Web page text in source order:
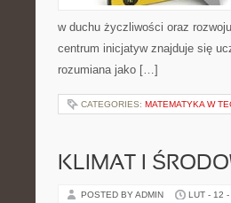
w duchu życzliwości oraz
centrum inicjatyw znajduje się
rozumiana jako […]
CATEGORIES: MATEMATYKA W
KLIMAT I
POSTED BY ADMIN LUT - 12